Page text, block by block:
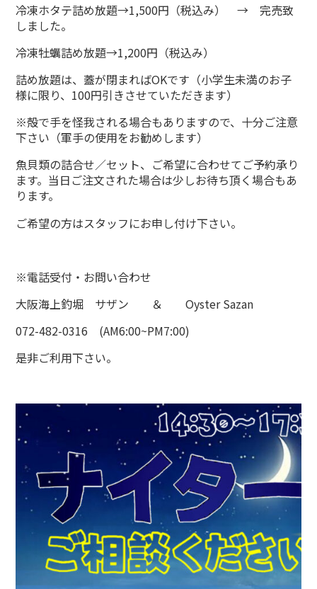
冷凍ホタテ詰め放題→1,500円（税込み） → 完売致
しました。
冷凍牡蠣詰め放題→1,200円（税込み）
詰め放題は、蓋が閉まればOKです（小学生未満のお子
様に限り、100円引きさせていただきます）
※殻で手を怪我される場合もありますので、十分ご注意
下さい（軍手の使用をお勧めします）
魚貝類の詰合せ／セット、ご希望に合わせてご予約承り
ます。当日ご注文された場合は少しお待ち頂く場合もあ
ります。
ご希望の方はスタッフにお申し付け下さい。
※電話受付・お問い合わせ
大阪海上釣堀 サザン ＆ Oyster Sazan
072-482-0316 (AM6:00~PM7:00)
是非ご利用下さい。